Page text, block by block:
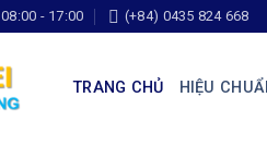
08:00 - 17:00 (+84) 0435 824 668
TRANG CHỦ HIỆU